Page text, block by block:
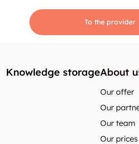
To the provider
Knowledge storageAbout
Our offer
Our
Our team
Our prices